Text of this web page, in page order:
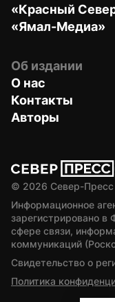
«Красный
«Ямал-Медиа»
Об издании
О нас
Контакты
Авторы
© 2026 Север-
Информационное
зарегистрировано в
сфере связи,
коммуникаций
Свидетельство о
Политика